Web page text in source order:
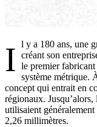
I l y a 180 ans, une
créant son
le premier
système métrique.
concept qui entrait en
régionaux.
utilisaient
2,26 millimètres.